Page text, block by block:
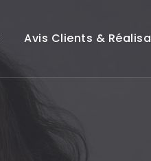
Avis Clients &